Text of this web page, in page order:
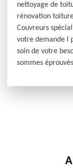
nettoyage de
rénovation
Couvreurs
votre demande l
soin de votre
sommes